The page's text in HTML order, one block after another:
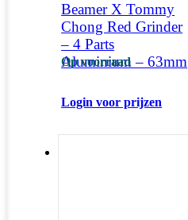
Beamer X Tommy
Chong Red Grinder
– 4 Parts
Aluminium – 63mm
Op voorraad
Login voor prijzen